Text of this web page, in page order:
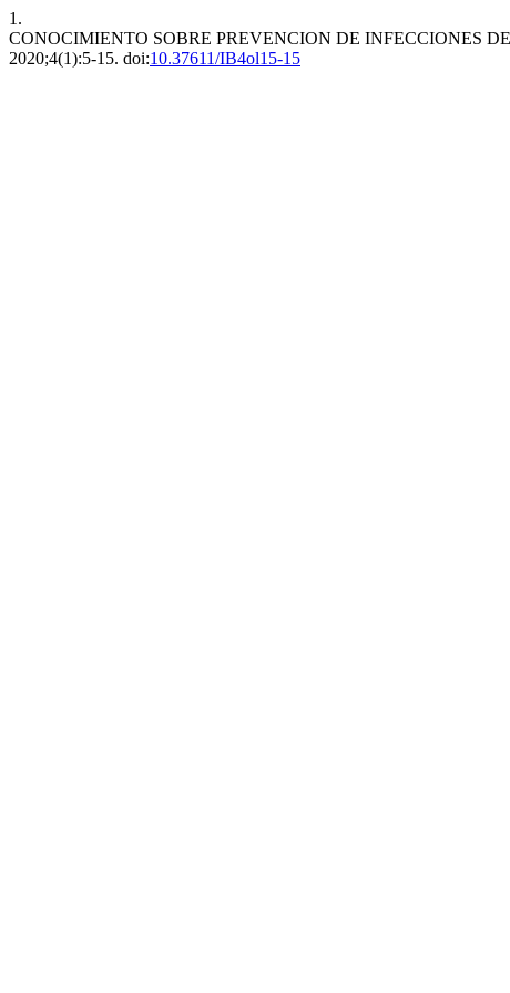
1.
CONOCIMIENTO SOBRE PREVENCION DE INFECCIONES
2020;4(1):5-15. doi:10.37611/IB4ol15-15